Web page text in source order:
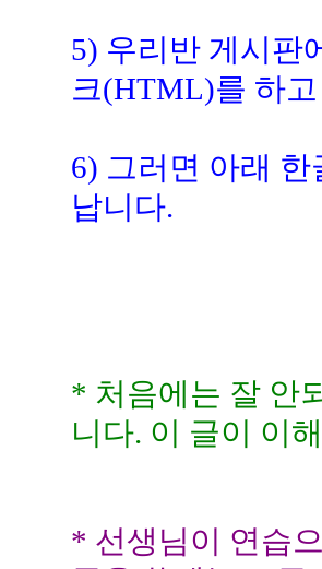
5) 우리반 게시판
크(HTML)를 하
6) 그러면 아래
납니다.
* 처음에는 잘 안
니다. 이 글이 이
* 선생님이 연습